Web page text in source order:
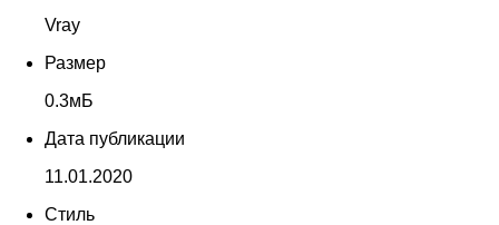
Vray
Размер
0.3мБ
Дата публикации
11.01.2020
Стиль